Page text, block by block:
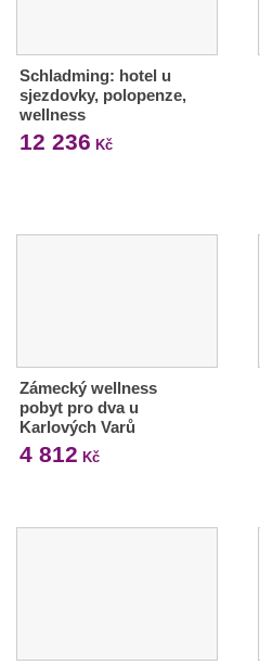
Schladming: hotel u
sjezdovky, polopenze,
wellness
12 236 Kč
Zámecký wellness
pobyt pro dva u
Karlových Varů
4 812 Kč